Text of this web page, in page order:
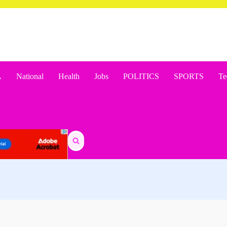
National Health Jobs POLITICS SPORTS
Search
for: